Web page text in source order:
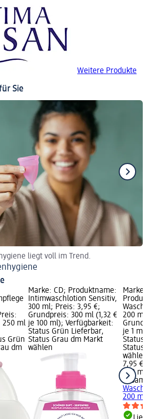
Weitere Produkte
Sie
liegt voll im Trend.
250 ml
Grün
dm
Marke: CD; Produktname:
Intimwaschlotion Sensitiv,
300 ml; Preis: 3,95 €;
Grundpreis: 300 ml (1,32 €
je 100 ml); Verfügbarkeit:
Status Grün Lieferbar,
Status Grau dm Markt
wählen
Marke:
200 ml;
je 1 ml);
Status
Status
wählen
7,95 €
200 ml
sebamed
200 ml